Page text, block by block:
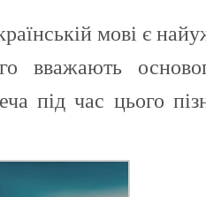
мові є
вважають
під час цього